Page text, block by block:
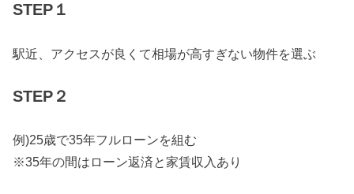
STEP１
駅近、アクセスが良くて相場が高すぎない物件を選ぶ
STEP２
例)25歳で35年フルローンを組む
※35年の間はローン返済と家賃収入あり